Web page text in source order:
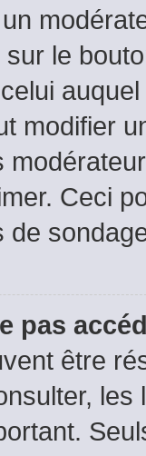
sur le
modifier
Ceci
de
pas
être